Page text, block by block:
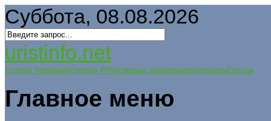
Суббота, 08.08.2026
uristinfo.net
Історія УкраїниИстория РФИсковые заявленияКонтактыСтатьи
Главное меню